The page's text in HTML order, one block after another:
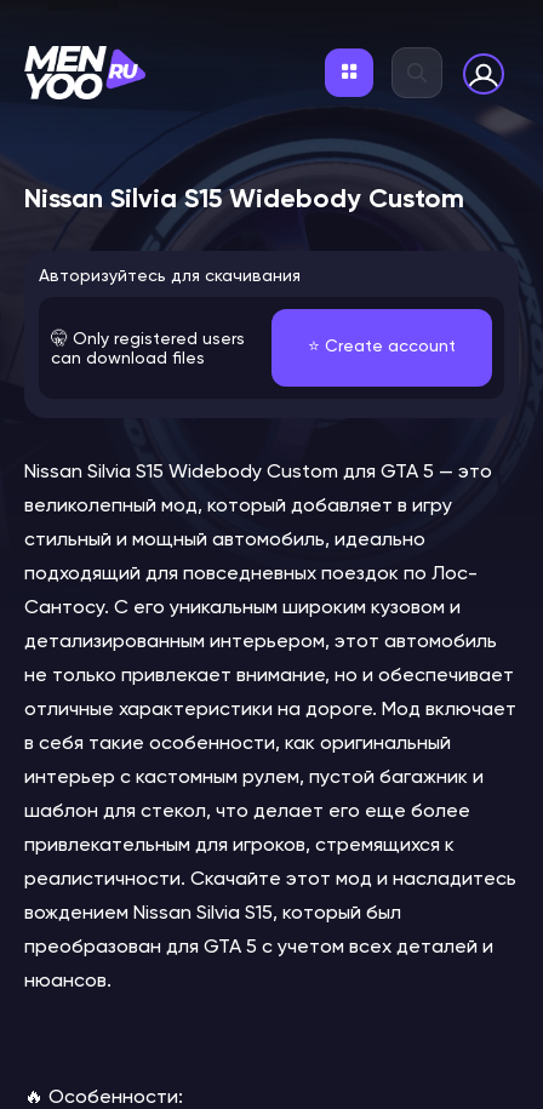
Nissan Silvia S15 Widebody Custom
Авторизуйтесь для скачивания
🤫 Only registered users
can download files
⭐️ Create account
Nissan Silvia S15 Widebody Custom для GTA 5 — это
великолепный мод, который добавляет в игру
стильный и мощный автомобиль, идеально
подходящий для повседневных поездок по Лос-
Сантосу. С его уникальным широким кузовом и
детализированным интерьером, этот автомобиль
не только привлекает внимание, но и обеспечивает
отличные характеристики на дороге. Мод включает
в себя такие особенности, как оригинальный
интерьер с кастомным рулем, пустой багажник и
шаблон для стекол, что делает его еще более
привлекательным для игроков, стремящихся к
реалистичности. Скачайте этот мод и насладитесь
вождением Nissan Silvia S15, который был
преобразован для GTA 5 с учетом всех деталей и
нюансов.
🔥 Особенности: